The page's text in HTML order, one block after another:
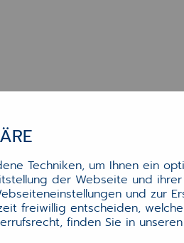
Techniken, um Ihnen ein
der Webseite und
und zur
freiwillig entscheiden,
finden Sie in unseren